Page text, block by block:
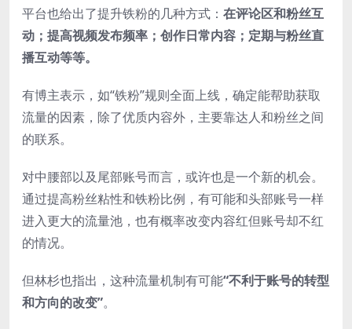
平台也给出了提升铁粉的几种方式： 在评论区和粉丝互
动；提高视频发布频率；创作日常内容；定期与粉丝直
播互动等等。
有博主表示，如“铁粉”规则全面上线，确定能帮助获取
流量的因素，除了优质内容外，主要靠达人和粉丝之间
的联系。
对中腰部以及尾部账号而言，或许也是一个新的机会。
通过提高粉丝粘性和铁粉比例，有可能和头部账号一样
进入更大的流量池，也有概率改变内容红但账号却不红
的情况。
但林杉也指出，这种流量机制有可能“不利于账号的转型
和方向的改变”。